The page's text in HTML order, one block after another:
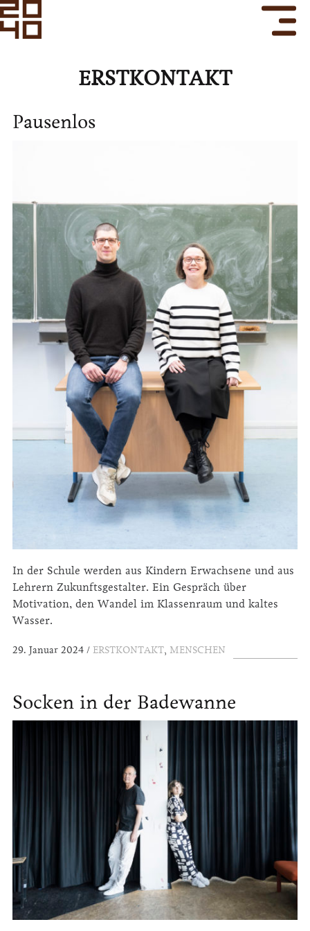
ERSTKONTAKT
Pausenlos
In der Schule werden aus Kindern Erwachsene und aus
Lehrern Zukunftsgestalter. Ein Gespräch über
Motivation, den Wandel im Klassenraum und kaltes
Wasser.
29. Januar 2024 ERSTKONTAKT, MENSCHEN
Socken in der Badewanne